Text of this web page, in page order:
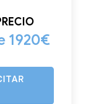
1920€